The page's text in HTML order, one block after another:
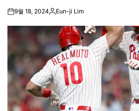
on9월 18, 2024Posted
Eun-ji Lim